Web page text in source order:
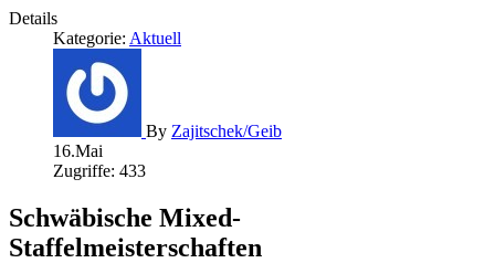
Details
Kategorie: Aktuell
By Zajitschek/Geib
16.Mai
Zugriffe: 433
Schwäbische Mixed-
Staffelmeisterschaften